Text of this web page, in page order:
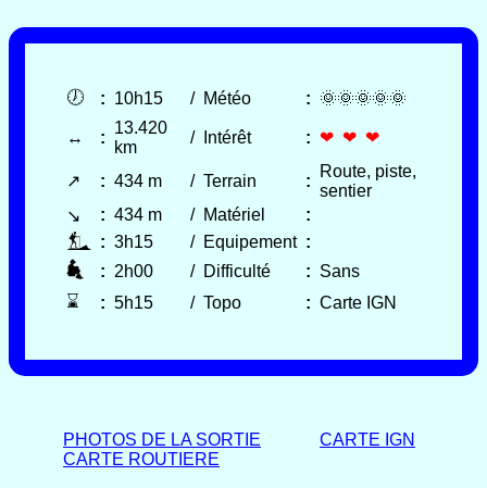
🕖 : 10h15 / Météo : 🌞🌞🌞🌞🌞
↔ :
13.420
km
/ Intérêt : ❤ ❤ ❤
↗ : 434 m / Terrain :
Route, piste,
sentier
↘
: 434 m / Matériel
:
: 3h15 / Equipement :
: 2h00 / Difficulté : Sans
⌛
: 5h15 / Topo : Carte IGN
PHOTOS DE LA SORTIE
CARTE IGN
CARTE ROUTIERE